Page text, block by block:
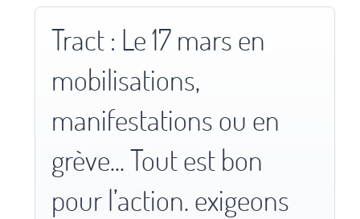
Tract : Le 17 mars en
mobilisations,
manifestations ou en
grève... Tout est bon
pour l’action. exigeons